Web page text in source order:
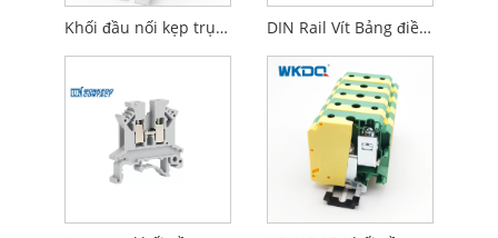
Khối đầu nối kẹp trục vít bằng nhựa Các loại đường ray Din Cầu chì JUK 2.5mm DIN Rail Vít Bảng điều khiển khối thiết bị đầu cuối điện được gắn nguồn cấp dữ liệu thông qua lồng vít